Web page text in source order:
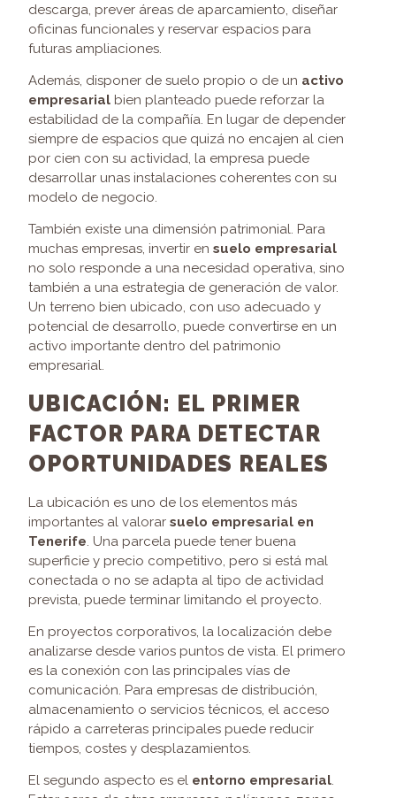
descarga, prever áreas de aparcamiento, diseñar
oficinas funcionales y reservar espacios para
futuras ampliaciones.
Además, disponer de suelo propio o de un activo
empresarial bien planteado puede reforzar la
estabilidad de la compañía. En lugar de depender
siempre de espacios que quizá no encajen al cien
por cien con su actividad, la empresa puede
desarrollar unas instalaciones coherentes con su
modelo de negocio.
También existe una dimensión patrimonial. Para
muchas empresas, invertir en suelo empresarial
no solo responde a una necesidad operativa, sino
también a una estrategia de generación de valor.
Un terreno bien ubicado, con uso adecuado y
potencial de desarrollo, puede convertirse en un
activo importante dentro del patrimonio
empresarial.
UBICACIÓN: EL PRIMER
FACTOR PARA DETECTAR
OPORTUNIDADES REALES
La ubicación es uno de los elementos más
importantes al valorar suelo empresarial en
Tenerife. Una parcela puede tener buena
superficie y precio competitivo, pero si está mal
conectada o no se adapta al tipo de actividad
prevista, puede terminar limitando el proyecto.
En proyectos corporativos, la localización debe
analizarse desde varios puntos de vista. El primero
es la conexión con las principales vías de
comunicación. Para empresas de distribución,
almacenamiento o servicios técnicos, el acceso
rápido a carreteras principales puede reducir
tiempos, costes y desplazamientos.
El segundo aspecto es el entorno empresarial.